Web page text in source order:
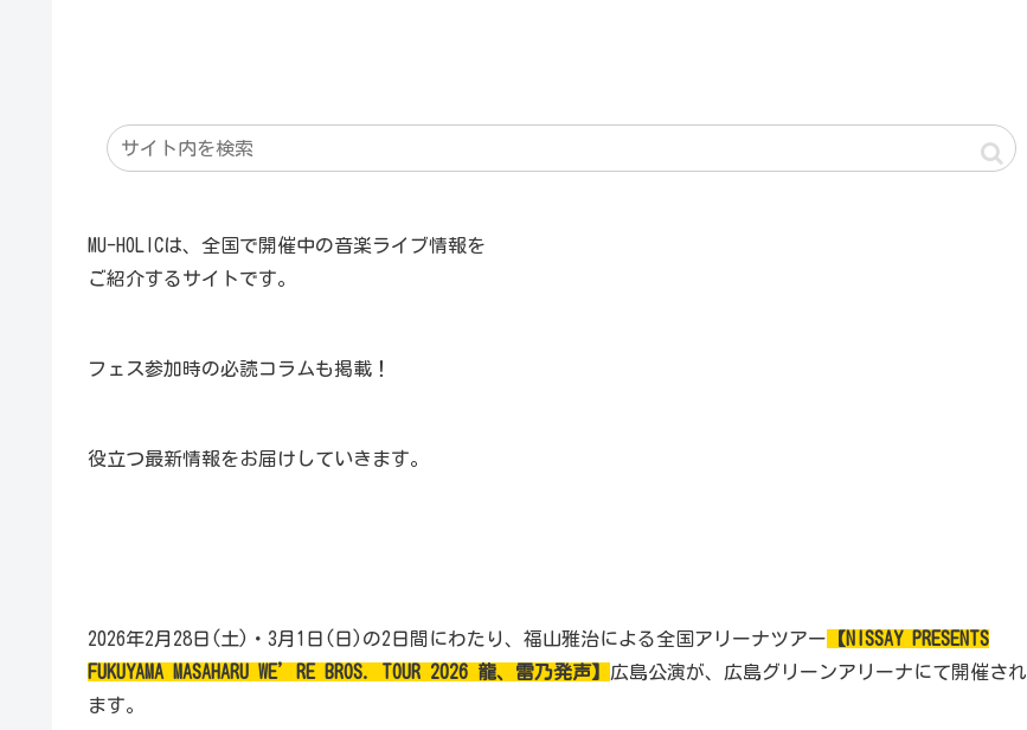
MU-HOLICは、全国で開催中の音楽ライブ情報を
ご紹介するサイトです。
フェス参加時の必読コラムも掲載！
役立つ最新情報をお届けしていきます。
2026年2月28日(土)・3月1日(日)の2日間にわたり、福山雅治による全国アリーナツアー 【NISSAY PRESENTS
FUKUYAMA MASAHARU WE’RE BROS. TOUR 2026 龍、雷乃発声】 広島公演が、広島グリーンアリーナにて開催され
ます。